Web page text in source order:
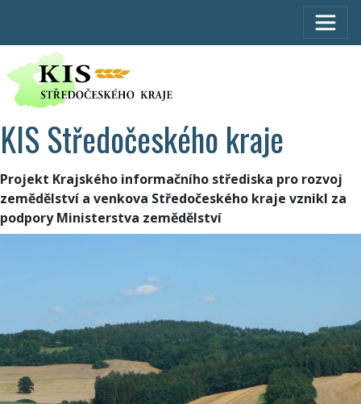
KIS Středočeského kraje
Projekt Krajského informačního střediska pro rozvoj
zemědělství a venkova Středočeského kraje vznikl za
podpory Ministerstva zemědělství